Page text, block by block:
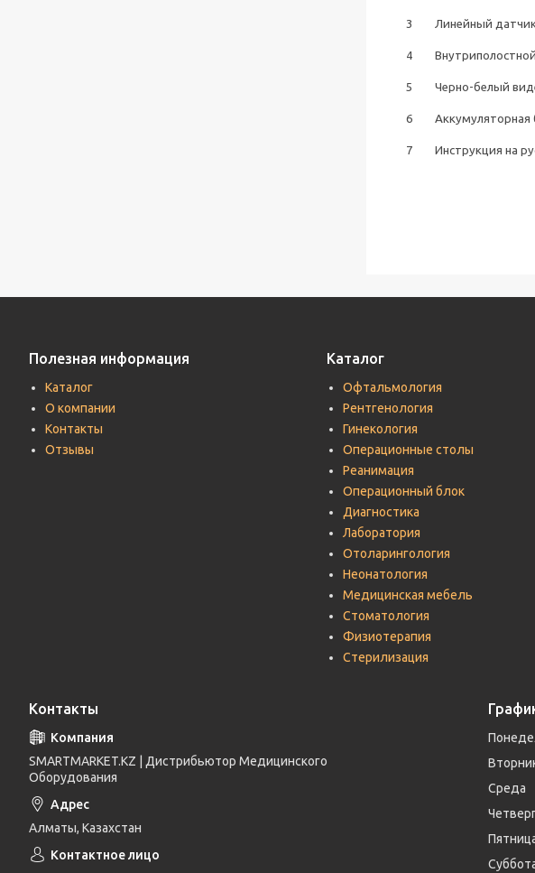
3 Линейный
4
5 Черно-белый
6 Аккумуляторная
7 Инструкция на
Полезная информация
Каталог
О компании
Контакты
Отзывы
Каталог
Офтальмология
Рентгенология
Гинекология
Операционные столы
Реанимация
Операционный блок
Диагностика
Лаборатория
Отоларингология
Неонатология
Медицинская мебель
Стоматология
Физиотерапия
Стерилизация
Контакты
SMARTMARKET.KZ | Дистрибьютор Медицинского
Оборудования
Алматы, Казахстан
Среда